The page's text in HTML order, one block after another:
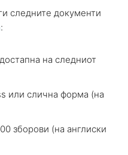
следните документи
:
на следниот
или слична форма (на
зборови (на англиски